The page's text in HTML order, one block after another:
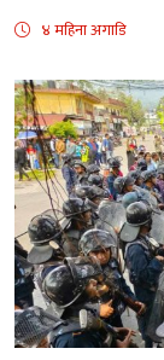
४ महिना अगाडि